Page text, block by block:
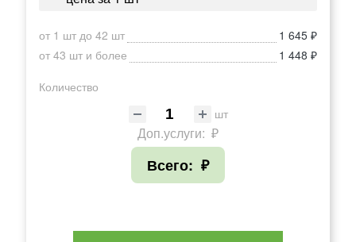
от 1 шт до 42 шт
1 645 ₽
от 43 шт и более
1 448 ₽
Количество
шт
Доп.услуги: ₽
Всего: ₽